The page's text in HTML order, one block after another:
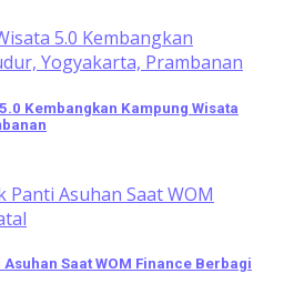
Kembangkan Kampung Wisata
Saat WOM Finance Berbagi